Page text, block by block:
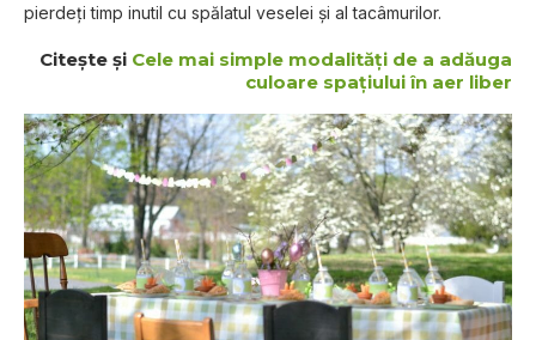
pierdeţi timp inutil cu spălatul veselei şi al tacâmurilor.
Citeşte şi Cele mai simple modalităţi de a adăuga
culoare spaţiului în aer liber